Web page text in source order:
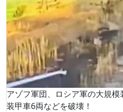
アゾフ軍団、ロシア軍の大規模
装甲車6両などを破壊！